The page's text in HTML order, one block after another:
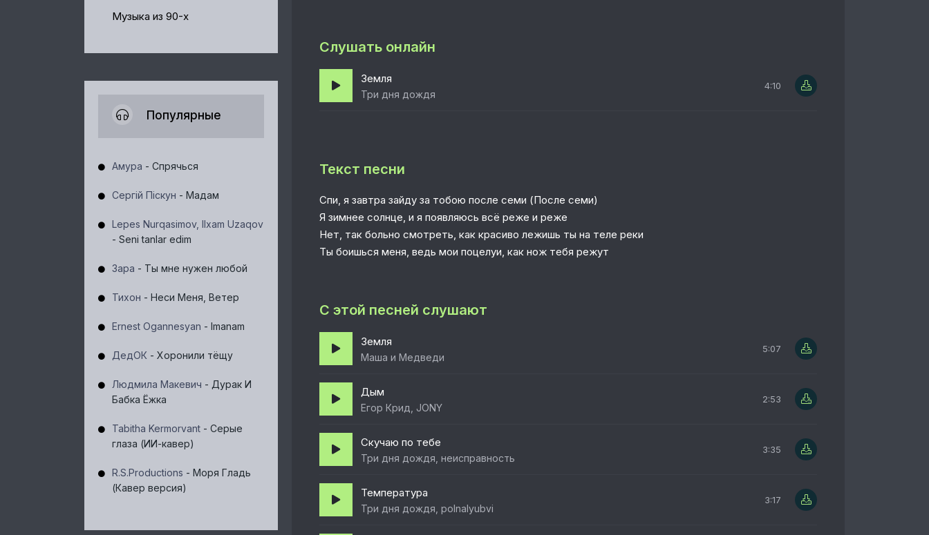
Музыка из 90-х
Популярные
Амура - Спрячься
Сергій Піскун - Мадам
Lepes Nurqasimov, Ilxam Uzaqov
- Seni tanlar edim
Зара - Ты мне нужен любой
Тихон - Неси Меня, Ветер
Ernest Ogannesyan - Imanam
ДедОК - Хоронили тёщу
Людмила Макевич - Дурак И
Бабка Ёжка
Tabitha Kermorvant - Серые
глаза (ИИ-кавер)
R.S.Productions - Моря Гладь
(Кавер версия)
Слушать онлайн
Земля
Три дня дождя
4:10
Текст песни
Спи, я завтра зайду за тобою после семи (После семи)
Я зимнее солнце, и я появляюсь всё реже и реже
Нет, так больно смотреть, как красиво лежишь ты на теле реки
Ты боишься меня, ведь мои поцелуи, как нож тебя режут
С этой песней слушают
Земля
Маша и Медведи
5:07
Дым
Егор Крид, JONY
2:53
Скучаю по тебе
Три дня дождя, неисправность
3:35
Температура
Три дня дождя, polnalyubvi
3:17